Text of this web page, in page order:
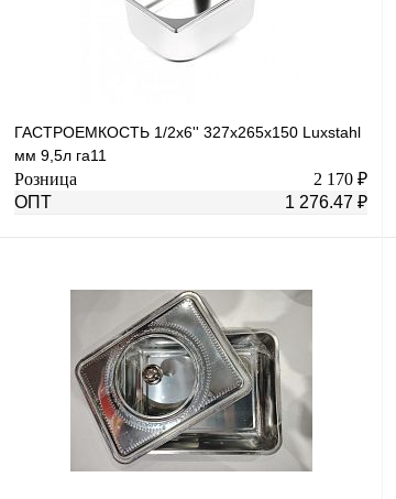
наличии
ГАСТРОЕМКОСТЬ 1/2х6'' 327х265х150 Luxstahl
мм 9,5л га11
Розница
2 170 ₽
ОПТ
1 276.47 ₽
Купить в 1 клик К сравнению
В избранное Под заказ